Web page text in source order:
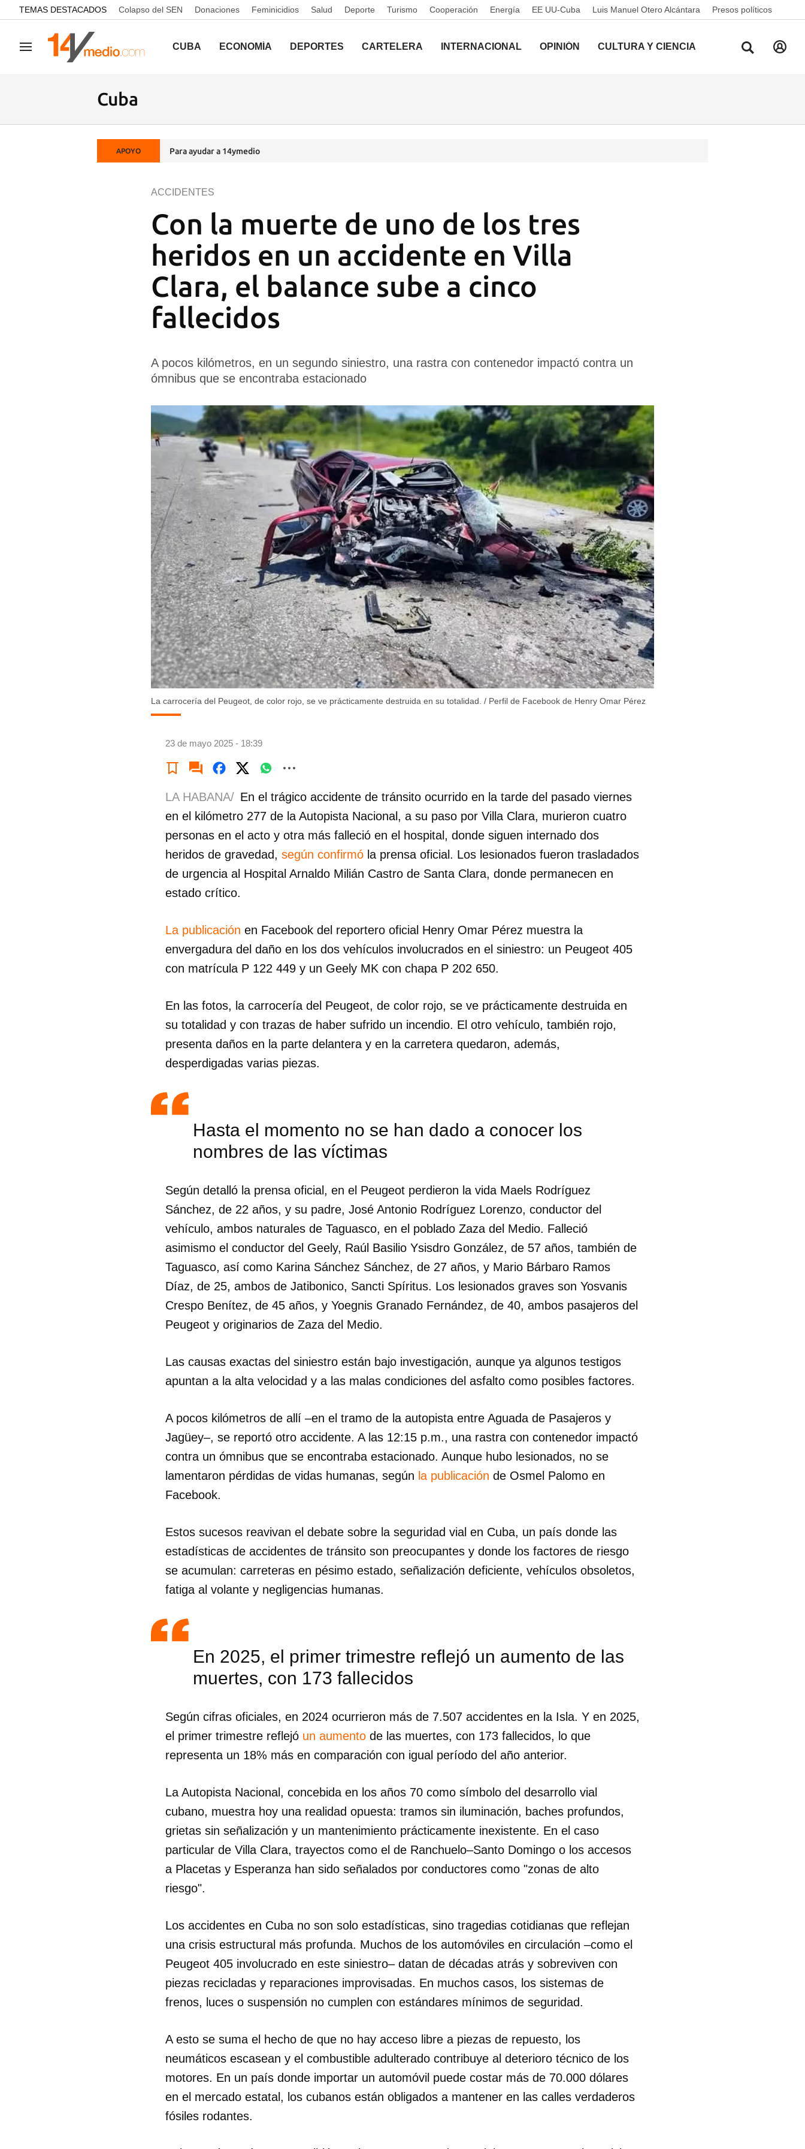
common.go-to-content
TEMAS DESTACADOS Colapso del SEN Donaciones Feminicidios Salud Deporte Turismo Cooperación Energía EE UU-Cuba Luis Manuel Otero Alcántara Presos políticos
Navegación CUBA ECONOMÍA DEPORTES CARTELERA INTERNACIONAL OPINIÓN CULTURA Y CIENCIA
Cuba
APOYO Para ayudar a 14ymedio
Con la muerte de uno de los tres
heridos en un accidente en Villa
Clara, el balance sube a cinco
fallecidos
ACCIDENTES
A pocos kilómetros, en un segundo siniestro, una rastra con contenedor impactó contra un
ómnibus que se encontraba estacionado
La carrocería del Peugeot, de color rojo, se ve prácticamente destruida en su totalidad. / Perfil de Facebook de Henry Omar Pérez
23 de mayo 2025 - 18:39
Guardar como favorito
Para poder guardar como favorito, primero has de iniciar sesión con tu
INICIAR SESIÓN CANCELAR
LA HABANA/ En el trágico accidente de tránsito ocurrido en la tarde del pasado viernes
en el kilómetro 277 de la Autopista Nacional, a su paso por Villa Clara, murieron cuatro
personas en el acto y otra más falleció en el hospital, donde siguen internado dos
heridos de gravedad, según confirmó la prensa oficial. Los lesionados fueron trasladados
de urgencia al Hospital Arnaldo Milián Castro de Santa Clara, donde permanecen en
estado crítico.
La publicación en Facebook del reportero oficial Henry Omar Pérez muestra la
envergadura del daño en los dos vehículos involucrados en el siniestro: un Peugeot 405
con matrícula P 122 449 y un Geely MK con chapa P 202 650.
En las fotos, la carrocería del Peugeot, de color rojo, se ve prácticamente destruida en
su totalidad y con trazas de haber sufrido un incendio. El otro vehículo, también rojo,
presenta daños en la parte delantera y en la carretera quedaron, además,
desperdigadas varias piezas.
Hasta el momento no se han dado a conocer los
nombres de las víctimas
Según detalló la prensa oficial, en el Peugeot perdieron la vida Maels Rodríguez
Sánchez, de 22 años, y su padre, José Antonio Rodríguez Lorenzo, conductor del
vehículo, ambos naturales de Taguasco, en el poblado Zaza del Medio. Falleció
asimismo el conductor del Geely, Raúl Basilio Ysisdro González, de 57 años, también de
Taguasco, así como Karina Sánchez Sánchez, de 27 años, y Mario Bárbaro Ramos
Díaz, de 25, ambos de Jatibonico, Sancti Spíritus. Los lesionados graves son Yosvanis
Crespo Benítez, de 45 años, y Yoegnis Granado Fernández, de 40, ambos pasajeros del
Peugeot y originarios de Zaza del Medio.
Las causas exactas del siniestro están bajo investigación, aunque ya algunos testigos
apuntan a la alta velocidad y a las malas condiciones del asfalto como posibles factores.
A pocos kilómetros de allí –en el tramo de la autopista entre Aguada de Pasajeros y
Jagüey–, se reportó otro accidente. A las 12:15 p.m., una rastra con contenedor impactó
contra un ómnibus que se encontraba estacionado. Aunque hubo lesionados, no se
lamentaron pérdidas de vidas humanas, según la publicación de Osmel Palomo en
Facebook.
Estos sucesos reavivan el debate sobre la seguridad vial en Cuba, un país donde las
estadísticas de accidentes de tránsito son preocupantes y donde los factores de riesgo
se acumulan: carreteras en pésimo estado, señalización deficiente, vehículos obsoletos,
fatiga al volante y negligencias humanas.
En 2025, el primer trimestre reflejó un aumento de las
muertes, con 173 fallecidos
Según cifras oficiales, en 2024 ocurrieron más de 7.507 accidentes en la Isla. Y en 2025,
el primer trimestre reflejó un aumento de las muertes, con 173 fallecidos, lo que
representa un 18% más en comparación con igual período del año anterior.
La Autopista Nacional, concebida en los años 70 como símbolo del desarrollo vial
cubano, muestra hoy una realidad opuesta: tramos sin iluminación, baches profundos,
grietas sin señalización y un mantenimiento prácticamente inexistente. En el caso
particular de Villa Clara, trayectos como el de Ranchuelo–Santo Domingo o los accesos
a Placetas y Esperanza han sido señalados por conductores como "zonas de alto
riesgo".
Los accidentes en Cuba no son solo estadísticas, sino tragedias cotidianas que reflejan
una crisis estructural más profunda. Muchos de los automóviles en circulación –como el
Peugeot 405 involucrado en este siniestro– datan de décadas atrás y sobreviven con
piezas recicladas y reparaciones improvisadas. En muchos casos, los sistemas de
frenos, luces o suspensión no cumplen con estándares mínimos de seguridad.
A esto se suma el hecho de que no hay acceso libre a piezas de repuesto, los
neumáticos escasean y el combustible adulterado contribuye al deterioro técnico de los
motores. En un país donde importar un automóvil puede costar más de 70.000 dólares
en el mercado estatal, los cubanos están obligados a mantener en las calles verdaderos
fósiles rodantes.